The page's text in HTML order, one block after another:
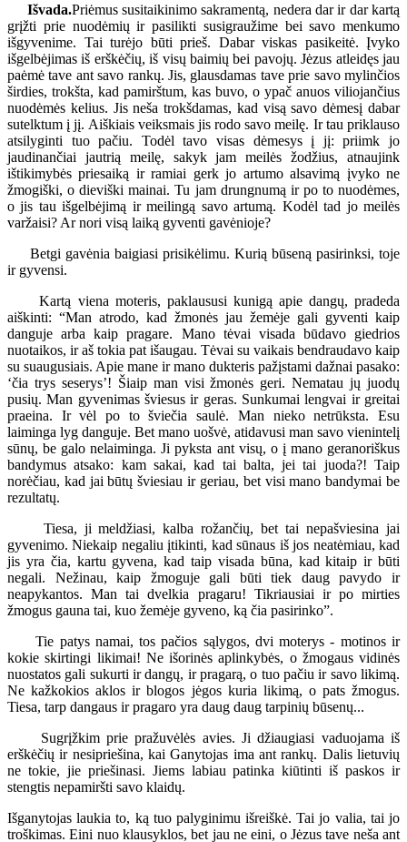
Išvada.Priėmus susitaikinimo sakramentą, nedera dar ir dar kartą
grįžti prie nuodėmių ir pasilikti susigraužime bei savo menkumo
išgyvenime. Tai turėjo būti prieš. Dabar viskas pasikeitė. Įvyko
išgelbėjimas iš erškėčių, iš visų baimių bei pavojų. Jėzus atleidęs jau
paėmė tave ant savo rankų. Jis, glausdamas tave prie savo mylinčios
širdies, trokšta, kad pamirštum, kas buvo, o ypač anuos viliojančius
nuodėmės kelius. Jis neša trokšdamas, kad visą savo dėmesį dabar
sutelktum į jį. Aiškiais veiksmais jis rodo savo meilę. Ir tau priklauso
atsilyginti tuo pačiu. Todėl tavo visas dėmesys į jį: priimk jo
jaudinančiai jautrią meilę, sakyk jam meilės žodžius, atnaujink
ištikimybės priesaiką ir ramiai gerk jo artumo alsavimą įvyko ne
žmogiški, o dieviški mainai. Tu jam drungnumą ir po to nuodėmes,
o jis tau išgelbėjimą ir meilingą savo artumą. Kodėl tad jo meilės
varžaisi? Ar nori visą laiką gyventi gavėnioje?
Betgi gavėnia baigiasi prisikėlimu. Kurią būseną pasirinksi, toje
ir gyvensi.
Kartą viena moteris, paklaususi kunigą apie dangų, pradeda
aiškinti: “Man atrodo, kad žmonės jau žemėje gali gyventi kaip
danguje arba kaip pragare. Mano tėvai visada būdavo giedrios
nuotaikos, ir aš tokia pat išaugau. Tėvai su vaikais bendraudavo kaip
su suaugusiais. Apie mane ir mano dukteris pažįstami dažnai pasako:
‘čia trys seserys’! Šiaip man visi žmonės geri. Nematau jų juodų
pusių. Man gyvenimas šviesus ir geras. Sunkumai lengvai ir greitai
praeina. Ir vėl po to šviečia saulė. Man nieko netrūksta. Esu
laiminga lyg danguje. Bet mano uošvė, atidavusi man savo vienintelį
sūnų, be galo nelaiminga. Ji pyksta ant visų, o į mano geranoriškus
bandymus atsako: kam sakai, kad tai balta, jei tai juoda?! Taip
norėčiau, kad jai būtų šviesiau ir geriau, bet visi mano bandymai be
rezultatų.
Tiesa, ji meldžiasi, kalba rožančių, bet tai nepašviesina jai
gyvenimo. Niekaip negaliu įtikinti, kad sūnaus iš jos neatėmiau, kad
jis yra čia, kartu gyvena, kad taip visada būna, kad kitaip ir būti
negali. Nežinau, kaip žmoguje gali būti tiek daug pavydo ir
neapykantos. Man tai dvelkia pragaru! Tikriausiai ir po mirties
žmogus gauna tai, kuo žemėje gyveno, ką čia pasirinko”.
Tie patys namai, tos pačios sąlygos, dvi moterys - motinos ir
kokie skirtingi likimai! Ne išorinės aplinkybės, o žmogaus vidinės
nuostatos gali sukurti ir dangų, ir pragarą, o tuo pačiu ir savo likimą.
Ne kažkokios aklos ir blogos jėgos kuria likimą, o pats žmogus.
Tiesa, tarp dangaus ir pragaro yra daug daug tarpinių būsenų...
Sugrįžkim prie pražuvėlės avies. Ji džiaugiasi vaduojama iš
erškėčių ir nesipriešina, kai Ganytojas ima ant rankų. Dalis lietuvių
ne tokie, jie priešinasi. Jiems labiau patinka kiūtinti iš paskos ir
stengtis nepamiršti savo klaidų.
Išganytojas laukia to, ką tuo palyginimu išreiškė. Tai jo valia, tai jo
troškimas. Eini nuo klausyklos, bet jau ne eini, o Jėzus tave neša ant